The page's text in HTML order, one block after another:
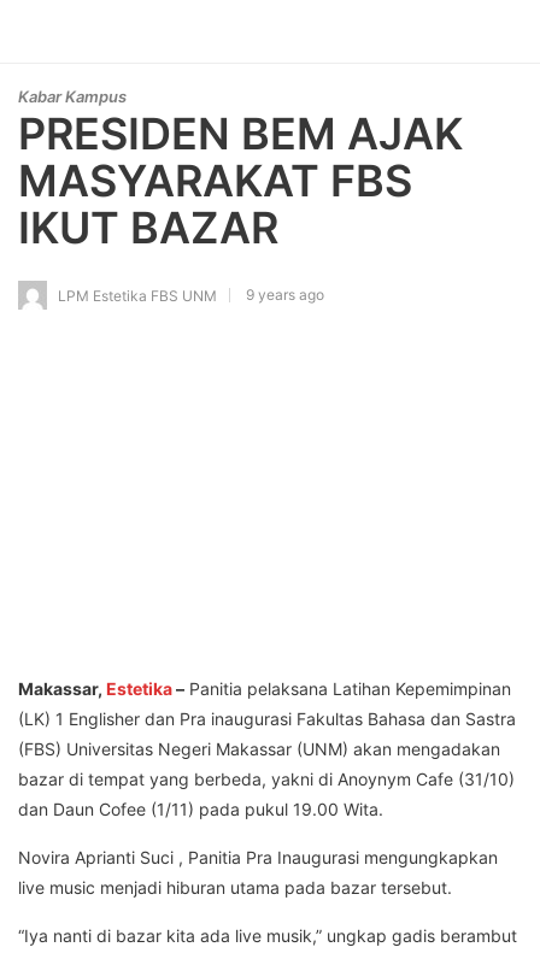
Kabar Kampus
PRESIDEN BEM AJAK
MASYARAKAT FBS
IKUT BAZAR
LPM Estetika FBS UNM 9 years ago
Makassar, Estetika– Panitia pelaksana Latihan Kepemimpinan
(LK) 1 Englisher dan Pra inaugurasi Fakultas Bahasa dan Sastra
(FBS) Universitas Negeri Makassar (UNM) akan mengadakan
bazar di tempat yang berbeda, yakni di Anoynym Cafe (31/10)
dan Daun Cofee (1/11) pada pukul 19.00 Wita.
Novira Aprianti Suci , Panitia Pra Inaugurasi mengungkapkan
live music menjadi hiburan utama pada bazar tersebut.
“Iya nanti di bazar kita ada live musik,” ungkap gadis berambut